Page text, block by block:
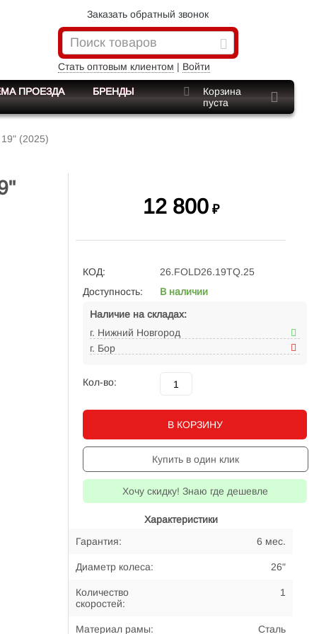
Заказать обратный звонок
Стать оптовым клиентом | Войти
ПРОЕЗДА БРЕНДЫ
Корзина
пуста
(2025)
12 800 ₽
КОД:
26.FOLD26.19TQ.25
Доступность:
В наличии
Наличие на складах:
г. Нижний Новгород
г. Бор
Кол-во:
В КОРЗИНУ
Купить в один клик
Хочу скидку! Знаю где дешевле
Характеристики
Гарантия:
6 мес.
Диаметр колеса: 26"
Количество
скоростей:
1
Материал рамы: Сталь